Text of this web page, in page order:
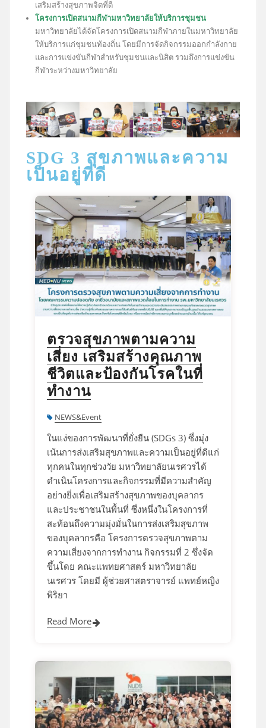
เสริมสร้างสุขภาพจิตที่ดี
โครงการเปิดสนามกีฬามหาวิทยาลัยให้บริการชุมชน
มหาวิทยาลัยได้จัดโครงการเปิดสนามกีฬาภายในมหาวิทยาลัย
ให้บริการแก่ชุมชนท้องถิ่น โดยมีการจัดกิจกรรมออกกำลังกาย
และการแข่งขันกีฬาสำหรับชุมชนและนิสิต รวมถึงการแข่งขัน
กีฬาระหว่างมหาวิทยาลัย
SDG 3 สุขภาพและความ
เป็นอยู่ที่ดี
ตรวจสุขภาพตามความ
เสี่ยง เสริมสร้างคุณภาพ
ชีวิตและป้องกันโรคในที่
ทำงาน
NEWS&Event
ในแง่ของการพัฒนาที่ยั่งยืน (SDGs 3) ซึ่งมุ่ง
เน้นการส่งเสริมสุขภาพและความเป็นอยู่ที่ดีแก่
ทุกคนในทุกช่วงวัย มหาวิทยาลัยนเรศวรได้
ดำเนินโครงการและกิจกรรมที่มีความสำคัญ
อย่างยิ่งเพื่อเสริมสร้างสุขภาพของบุคลากร
และประชาชนในพื้นที่ ซึ่งหนึ่งในโครงการที่
สะท้อนถึงความมุ่งมั่นในการส่งเสริมสุขภาพ
ของบุคลากรคือ โครงการตรวจสุขภาพตาม
ความเสี่ยงจากการทำงาน กิจกรรมที่ 2 ซึ่งจัด
ขึ้นโดย คณะแพทยศาสตร์ มหาวิทยาลัย
นเรศวร โดยมี ผู้ช่วยศาสตราจารย์ แพทย์หญิง
พิริยา
Read More